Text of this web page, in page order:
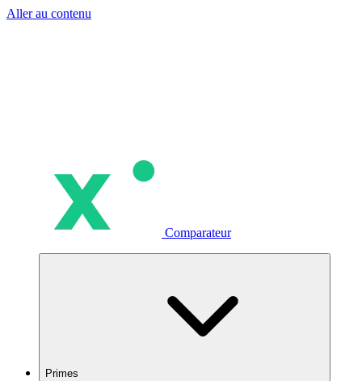
Aller au contenu
Comparateur
Primes